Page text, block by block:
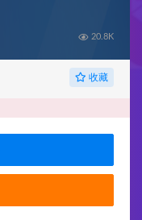
20.8K
收藏